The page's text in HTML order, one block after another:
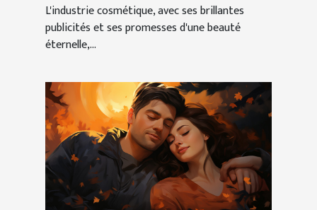
L'industrie cosmétique, avec ses brillantes
publicités et ses promesses d'une beauté
éternelle,...